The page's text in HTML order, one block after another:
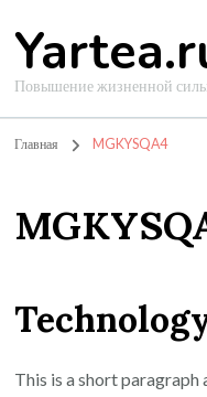
Повышение жизненной
Главная MGKYSQA4
This is a short